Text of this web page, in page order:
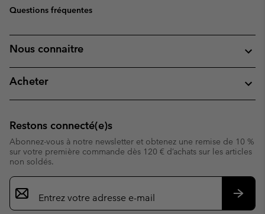
Questions fréquentes
Nous connaitre
Acheter
Restons connecté(e)s
Abonnez-vous à notre newsletter et obtenez une remise de 10 %
sur votre première commande dès 120 € d’achats sur les articles
non soldés.
Inscription
par
e-